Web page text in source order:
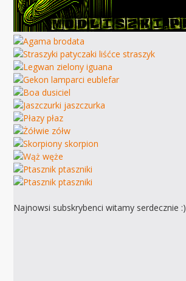
Najnowsi subskrybenci witamy serdecznie :)